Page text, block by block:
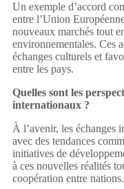
Un exemple d’accord
entre l’Union
nouveaux marchés tout
environnementales. Ces
échanges culturels et
entre les pays.
Quelles sont les
internationaux ?
À l’avenir, les échanges
avec des tendances
initiatives de
à ces nouvelles réalités
coopération entre nations.